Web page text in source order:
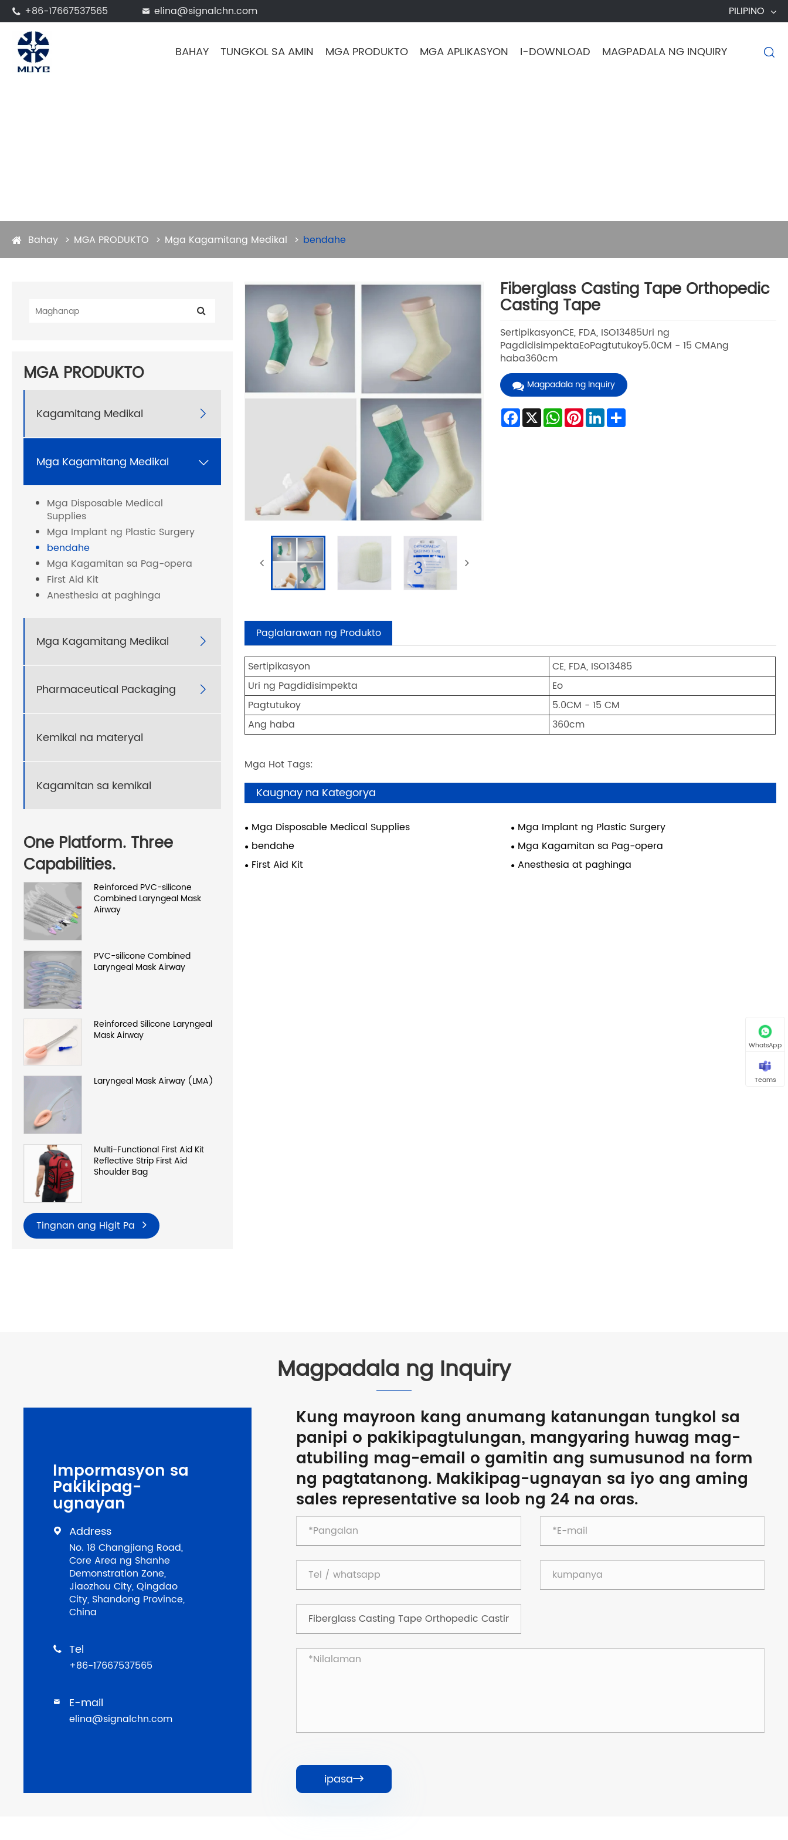
 +86-17667537565  elina@signalchn.com PILIPINO
BAHAY TUNGKOL SA AMIN MGA PRODUKTO MGA APLIKASYON I-DOWNLOAD MAGPADALA NG INQUIRY 
Bahay MGA PRODUKTO Mga Kagamitang Medikal bendahe
MGA PRODUKTO
Kagamitang Medikal 
Mga Kagamitang Medikal 
Mga Disposable Medical
Supplies
Mga Implant ng Plastic Surgery
bendahe
Mga Kagamitan sa Pag-opera
First Aid Kit
Anesthesia at paghinga
Mga Kagamitang Medikal 
Pharmaceutical Packaging 
Kemikal na materyal
Kagamitan sa kemikal
One Platform. Three
Capabilities.
Reinforced PVC-silicone
Combined Laryngeal Mask
Airway
PVC-silicone Combined
Laryngeal Mask Airway
Reinforced Silicone Laryngeal
Mask Airway
Laryngeal Mask Airway (LMA)
Multi-Functional First Aid Kit
Reflective Strip First Aid
Shoulder Bag
Tingnan ang Higit Pa
Fiberglass Casting Tape Orthopedic
Casting Tape
SertipikasyonCE, FDA, ISO13485Uri ng
PagdidisimpektaEoPagtutukoy5.0CM - 15 CMAng
haba360cm
Magpadala ng Inquiry
Facebook
X WhatsApp
Pinterest
LinkedInShare
Paglalarawan ng Produkto
Sertipikasyon
CE, FDA, ISO13485
Uri ng Pagdidisimpekta
Eo
Pagtutukoy
5.0CM - 15 CM
Ang haba
360cm
Mga Hot Tags:
Kaugnay na Kategorya
Mga Disposable Medical Supplies
Mga Implant ng Plastic Surgery
bendahe
Mga Kagamitan sa Pag-opera
First Aid Kit
Anesthesia at paghinga
Magpadala ng Inquiry
Impormasyon sa
Pakikipag-
ugnayan
 Address
No. 18 Changjiang Road,
Core Area ng Shanhe
Demonstration Zone,
Jiaozhou City, Qingdao
City, Shandong Province,
China
 Tel
+86-17667537565
 E-mail
elina@signalchn.com
Kung mayroon kang anumang katanungan tungkol sa
panipi o pakikipagtulungan, mangyaring huwag mag-
atubiling mag-email o gamitin ang sumusunod na form
ng pagtatanong. Makikipag-ugnayan sa iyo ang aming
sales representative sa loob ng 24 na oras.
ipasa
WhatsApp
Teams